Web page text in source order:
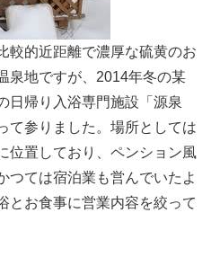
較的近距離で濃厚な硫黄のお
泉地ですが、2014年冬の某
日帰り入浴専門施設「源泉
て参りました。場所としては
位置しており、ペンション風
つては宿泊業も営んでいたよ
とお食事に営業内容を絞って